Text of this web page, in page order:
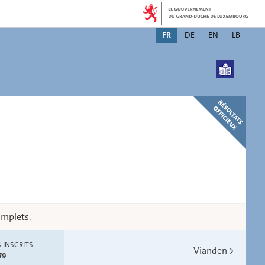
Changer
FR DE EN LB
Vianden >
INSCRITS